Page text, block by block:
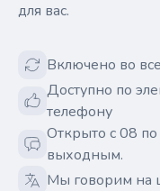
для вас.
Включено во
Доступно по
телефону
Открыто с 08
выходным.
Мы говорим на